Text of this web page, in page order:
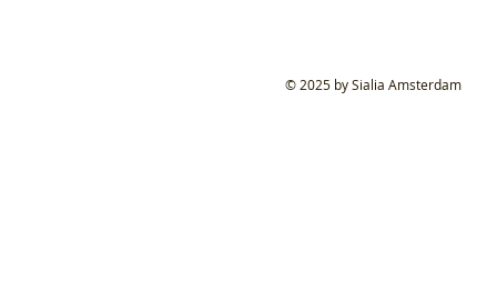
© 2025 by Sialia Amsterdam